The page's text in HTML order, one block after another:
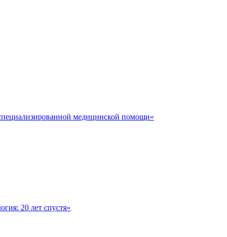
медицинской помощи»
20 лет спустя»